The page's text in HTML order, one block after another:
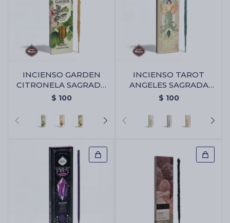
INCIENSO GARDEN
CITRONELA SAGRADA
MADRE - Pura
$ 100
INCIENSO TAROT
ANGELES SAGRADA
MADRE - Bayas De
$ 100
Aromatizantes de ambientes
Artículos Esotéricos